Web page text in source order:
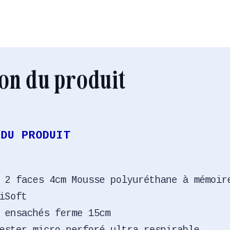
du produit
PRODUIT
faces 4cm Mousse polyuréthane à
ferme 15cm